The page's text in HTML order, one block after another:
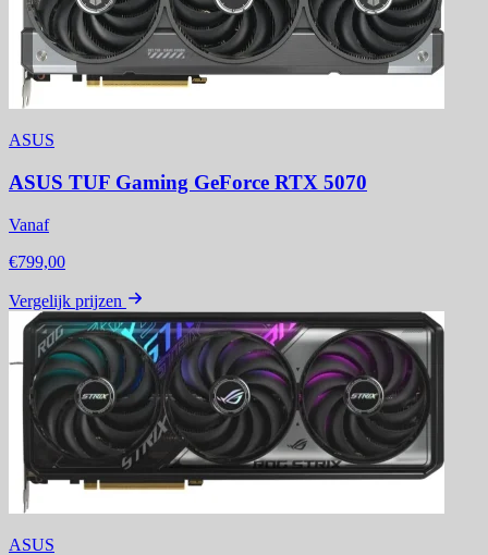
ASUS
ASUS TUF Gaming GeForce RTX 5070
Vanaf
€799,00
Vergelijk prijzen
ASUS